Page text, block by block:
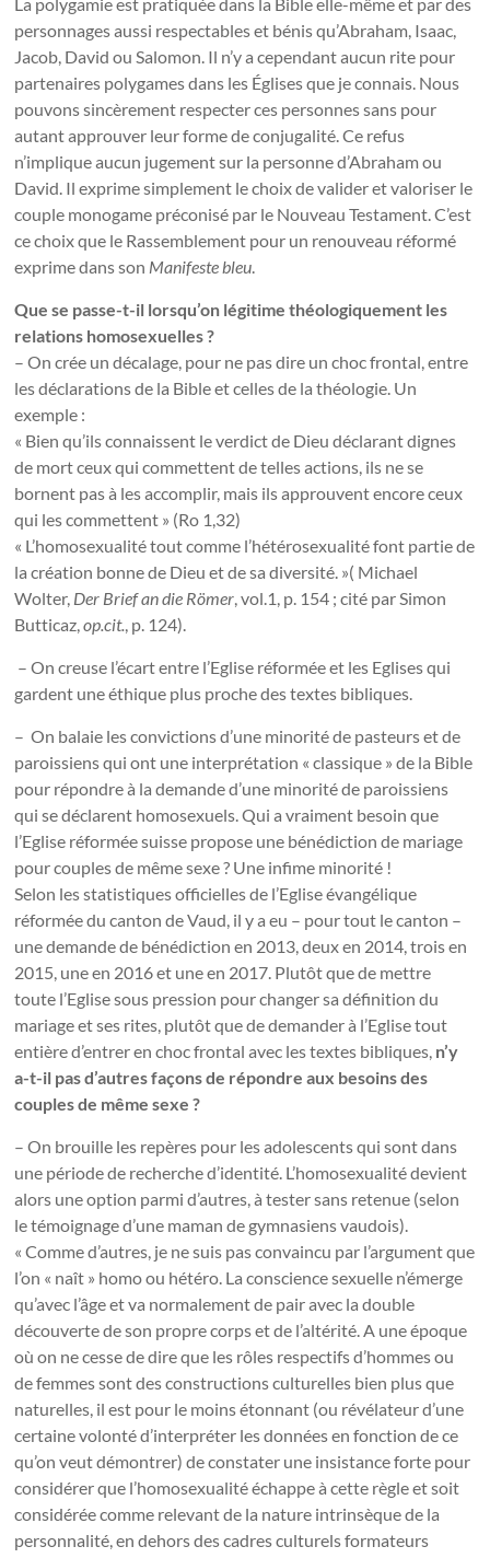
personnages aussi respectables et bénis qu’Abraham, Isaac,
Jacob, David ou Salomon. Il n’y a cependant aucun rite pour
partenaires polygames dans les Églises que je connais. Nous
pouvons sincèrement respecter ces personnes sans pour
autant approuver leur forme de conjugalité. Ce refus
n’implique aucun jugement sur la personne d’Abraham ou
David. Il exprime simplement le choix de valider et valoriser le
couple monogame préconisé par le Nouveau Testament. C’est
ce choix que le Rassemblement pour un renouveau réformé
exprime dans son Manifeste bleu.
Que se passe-t-il lorsqu’on légitime théologiquement les
relations homosexuelles ?
– On crée un décalage, pour ne pas dire un choc frontal, entre
les déclarations de la Bible et celles de la théologie. Un
exemple :
« Bien qu’ils connaissent le verdict de Dieu déclarant dignes
de mort ceux qui commettent de telles actions, ils ne se
bornent pas à les accomplir, mais ils approuvent encore ceux
qui les commettent » (Ro 1,32)
« L’homosexualité tout comme l’hétérosexualité font partie de
la création bonne de Dieu et de sa diversité. »( Michael
Wolter, Der Brief an die Römer, vol.1, p. 154 ; cité par Simon
Butticaz,op.cit., p. 124).
– On creuse l’écart entre l’Eglise réformée et les Eglises qui
gardent une éthique plus proche des textes bibliques.
– On balaie les convictions d’une minorité de pasteurs et de
paroissiens qui ont une interprétation « classique » de la Bible
pour répondre à la demande d’une minorité de paroissiens
qui se déclarent homosexuels. Qui a vraiment besoin que
l’Eglise réformée suisse propose une bénédiction de mariage
pour couples de même sexe ? Une infime minorité !
Selon les statistiques officielles de l’Eglise évangélique
réformée du canton de Vaud, il y a eu – pour tout le canton –
une demande de bénédiction en 2013, deux en 2014, trois en
2015, une en 2016 et une en 2017. Plutôt que de mettre
toute l’Eglise sous pression pour changer sa définition du
mariage et ses rites, plutôt que de demander à l’Eglise tout
entière d’entrer en choc frontal avec les textes bibliques, n’y
a-t-il pas d’autres façons de répondre aux besoins des
couples de même sexe ?
– On brouille les repères pour les adolescents qui sont dans
une période de recherche d’identité. L’homosexualité devient
alors une option parmi d’autres, à tester sans retenue (selon
le témoignage d’une maman de gymnasiens vaudois).
« Comme d’autres, je ne suis pas convaincu par l’argument que
l’on « naît » homo ou hétéro. La conscience sexuelle n’émerge
qu’avec l’âge et va normalement de pair avec la double
découverte de son propre corps et de l’altérité. A une époque
où on ne cesse de dire que les rôles respectifs d’hommes ou
de femmes sont des constructions culturelles bien plus que
naturelles, il est pour le moins étonnant (ou révélateur d’une
certaine volonté d’interpréter les données en fonction de ce
qu’on veut démontrer) de constater une insistance forte pour
considérer que l’homosexualité échappe à cette règle et soit
considérée comme relevant de la nature intrinsèque de la
personnalité, en dehors des cadres culturels formateurs